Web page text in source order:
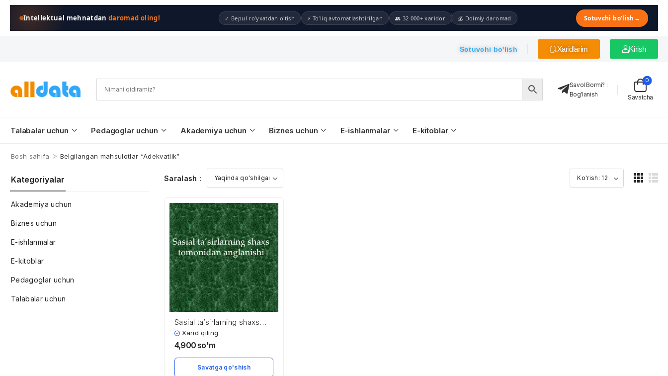
Intellektual mehnatdandaromad oling! ✓ Bepul ro'yxatdan o'tish ⚡ To'liq avtomatlashtirilgan 👥 32 000+ xaridor 💰 Doimiy daromad Sotuvchi bo'lish →
Sotuvchi bo'lish Xaridlarim Kirish
Savol Bormi? :
Bog'lanish
Savatcha
0
Talabalar uchun Pedagoglar uchun Akademiya uchun Biznes uchun E-ishlanmalar E-kitoblar
Bosh sahifa > Belgilangan mahsulotlar “Adekvatlik”
Kategoriyalar
Akademiya uchun
Biznes uchun
E-ishlanmalar
E-kitoblar
Pedagoglar uchun
Talabalar uchun
Saralash :
Sasial ta’sirlarning shaxs
tomonidan anglanishi
Xarid qiling
4,900 so'm
Savatga qo'shish